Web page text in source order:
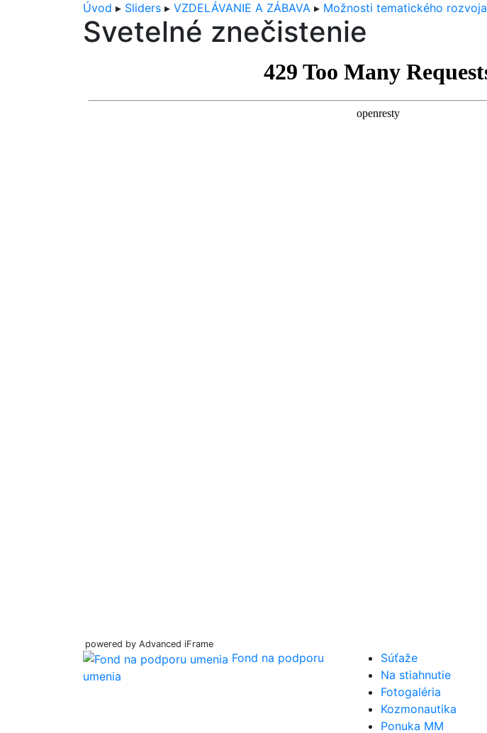
Úvod ▸ Sliders ▸ VZDELÁVANIE A ZÁBAVA ▸ Možnosti tematického rozvoja
Svetelné znečistenie
powered by Advanced iFrame
Fond na podporu
umenia
Súťaže
Na stiahnutie
Fotogaléria
Kozmonautika
Ponuka MM